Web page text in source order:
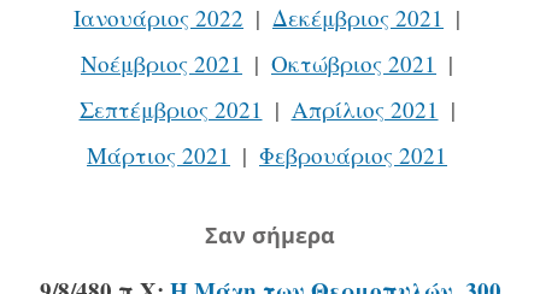
Ιανουάριος 2022
Δεκέμβριος 2021
Νοέμβριος 2021
Οκτώβριος 2021
Σεπτέμβριος 2021
Απρίλιος 2021
Μάρτιος 2021
Φεβρουάριος 2021
Σαν σήμερα